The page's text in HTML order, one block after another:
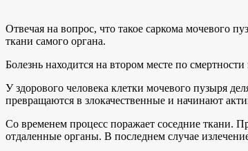
Отвечая на вопрос, что такое саркома мочевого
ткани самого органа.
Болезнь находится на втором месте по
У здорового человека клетки мочевого пузыря
превращаются в злокачественные и начинают
Со временем процесс поражает соседние ткани.
отдаленные органы. В последнем случае